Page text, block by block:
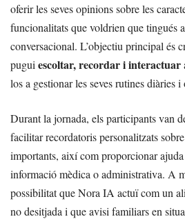
oferir les seves opinions sobre les
funcionalitats que voldrien que tingués
conversacional. L’objectiu principal és
pugui escoltar, recordar i interactuar
los a gestionar les seves rutines diàries
Durant la jornada, els participants van
facilitar recordatoris personalitzats
importants, així com proporcionar
informació mèdica o administrativa. A
possibilitat que Nora IA actuï com un
no desitjada i que avisi familiars en